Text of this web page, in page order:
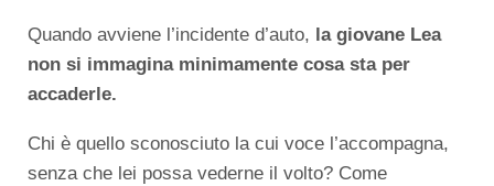
Quando avviene l’incidente d’auto, la giovane Lea
non si immagina minimamente cosa sta per
accaderle.
Chi è quello sconosciuto la cui voce l’accompagna,
senza che lei possa vederne il volto? Come